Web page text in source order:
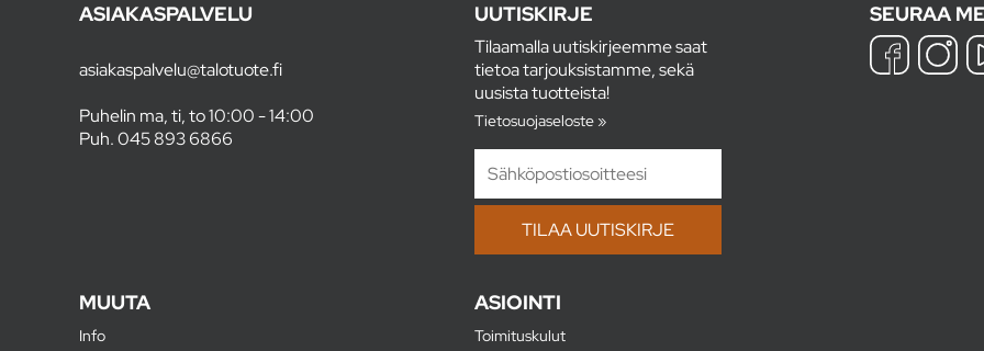
ASIAKASPALVELU
asiakaspalvelu@talotuote.fi
Puhelin ma, ti, to 10:00 - 14:00
Puh.045 893 6866
UUTISKIRJE
Tilaamalla uutiskirjeemme saat
tietoa tarjouksistamme, sekä
uusista tuotteista!
Tietosuojaseloste »
SEURAA
MUUTA
Info
ASIOINTI
Toimituskulut